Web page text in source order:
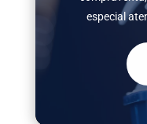
especial